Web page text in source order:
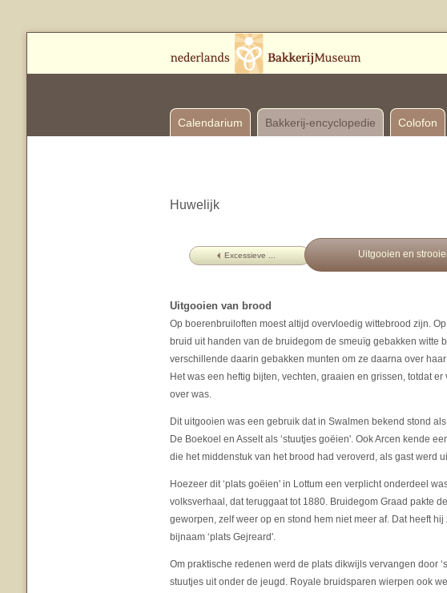
Calendarium Bakkerij-encyclopedie Colofon
Huwelijk
Excessieve ... Uitgooien en
Uitgooien van brood
Op boerenbruiloften moest altijd overvloedig wittebrood zijn.
bruid uit handen van de bruidegom de smeuïg gebakken witte
verschillende daarin gebakken munten om ze daarna over
Het was een heftig bijten, vechten, graaien en grissen, totdat
over was.
Dit uitgooien was een gebruik dat in Swalmen bekend stond
De Boekoel en Asselt als ‘stuutjes goëien'. Ook Arcen kende
die het middenstuk van het brood had veroverd, als gast werd
Hoezeer dit ‘plats goëien' in Lottum een verplicht onderdeel
volksverhaal, dat teruggaat tot 1880. Bruidegom Graad pakte
geworpen, zelf weer op en stond hem niet meer af. Dat heeft
bijnaam ‘plats Gejreard'.
Om praktische redenen werd de plats dikwijls vervangen door
stuutjes uit onder de jeugd. Royale bruidsparen wierpen ook